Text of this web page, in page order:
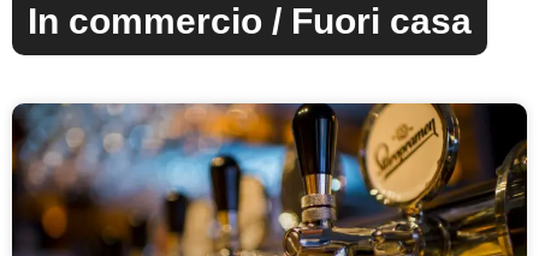
In commercio / Fuori casa